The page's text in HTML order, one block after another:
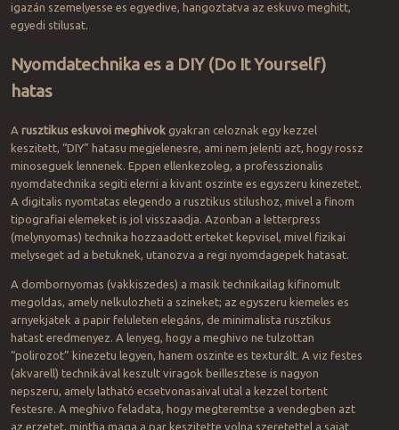
igazán szemelyesse es egyedive, hangoztatva az eskuvo meghitt,
egyedi stilusat.
Nyomdatechnika es a DIY (Do It Yourself)
hatas
A rusztikus eskuvoi meghivokgyakran celoznak egy kezzel
keszitett, “DIY” hatasu megjelenesre, ami nem jelenti azt, hogy rossz
minoseguek lennenek. Eppen ellenkezoleg, a professzionalis
nyomdatechnika segiti elerni a kivant oszinte es egyszeru kinezetet.
A digitalis nyomtatas elegendo a rusztikus stilushoz, mivel a finom
tipografiai elemeket is jol visszaadja. Azonban a letterpress
(melynyomas) technika hozzaadott erteket kepvisel, mivel fizikai
melyseget ad a betuknek, utanozva a regi nyomdagepek hatasat.
A dombornyomas (vakkiszedes) a masik technikailag kifinomult
megoldas, amely nelkulozheti a szineket; az egyszeru kiemeles es
arnyekjatek a papir feluleten elegáns, de minimalista rusztikus
hatast eredmenyez. A lenyeg, hogy a meghivo ne tulzottan
“polirozot” kinezetu legyen, hanem oszinte es texturált. A viz festes
(akvarell) technikával keszult viragok beillesztese is nagyon
nepszeru, amely latható ecsetvonasaival utal a kezzel tortent
festesre. A meghivo feladata, hogy megteremtse a vendegben azt
az erzetet, mintha maga a par keszitette volna szeretettel a sajat